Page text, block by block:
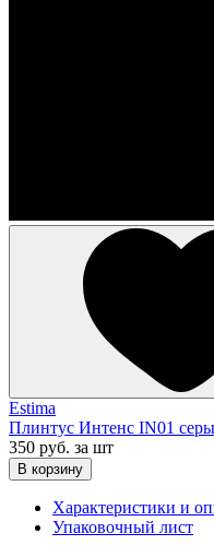
Estima
Плинтус Интенс IN01
350 руб. за шт
В корзину
Характеристики и
Упаковочный лист